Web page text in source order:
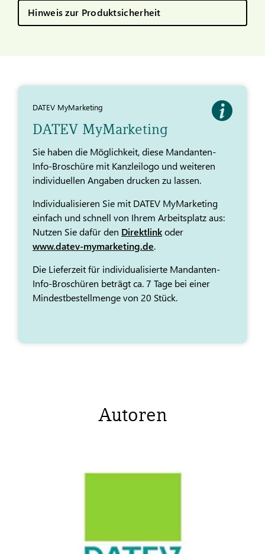
Hinweis zur Produktsicherheit
DATEV MyMarketing
DATEV MyMarketing
Sie haben die Möglichkeit, diese Mandanten-
Info-Broschüre mit Kanzleilogo und weiteren
individuellen Angaben drucken zu lassen.
Individualisieren Sie mit DATEV MyMarketing
einfach und schnell von Ihrem Arbeitsplatz aus:
Nutzen Sie dafür den Direktlinkoder
www.datev-mymarketing.de.
Die Lieferzeit für individualisierte Mandanten-
Info-Broschüren beträgt ca. 7 Tage bei einer
Mindestbestellmenge von 20 Stück.
Autoren